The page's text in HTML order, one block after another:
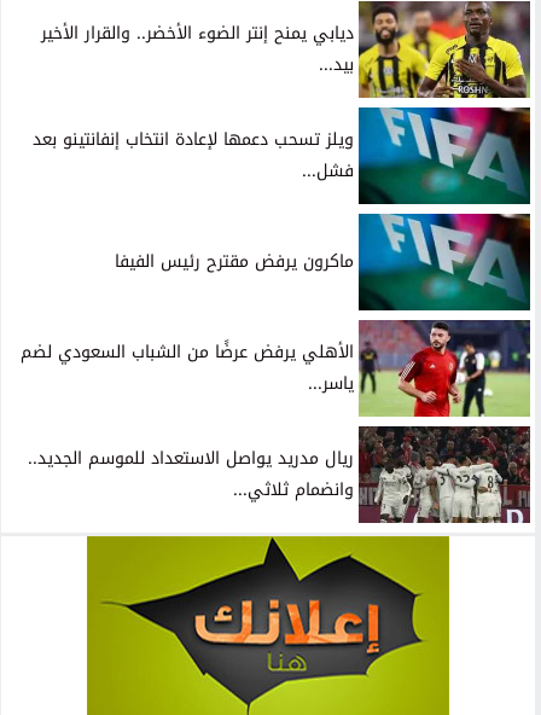
ديابي يمنح إنتر الضوء الأخضر.. والقرار الأخير
بيد...
ويلز تسحب دعمها لإعادة انتخاب إنفانتينو بعد
فشل...
ماكرون يرفض مقترح رئيس الفيفا
الأهلي يرفض عرضًا من الشباب السعودي لضم
ياسر...
ريال مدريد يواصل الاستعداد للموسم الجديد..
وانضمام ثلاثي...